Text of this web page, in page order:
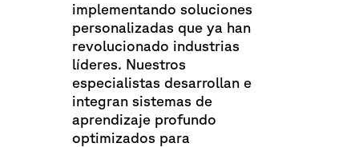
implementando soluciones
personalizadas que ya han
revolucionado industrias
líderes. Nuestros
especialistas desarrollan e
integran sistemas de
aprendizaje profundo
optimizados para